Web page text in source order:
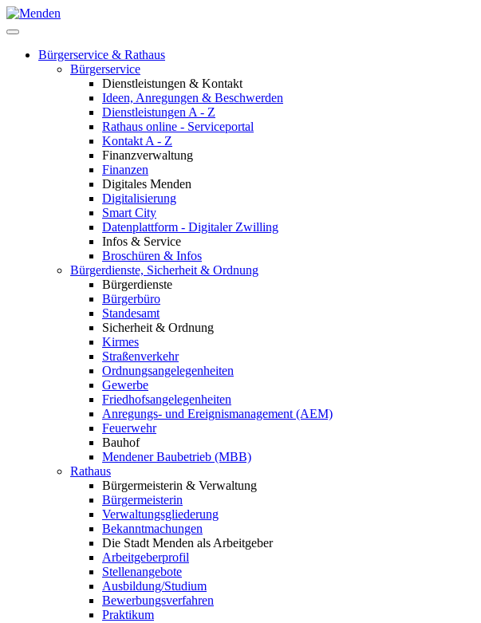
Bürgerservice & Rathaus
Bürgerservice
Dienstleistungen & Kontakt
Ideen, Anregungen & Beschwerden
Dienstleistungen A - Z
Rathaus online - Serviceportal
Kontakt A - Z
Finanzverwaltung
Finanzen
Digitales Menden
Digitalisierung
Smart City
Datenplattform - Digitaler Zwilling
Infos & Service
Broschüren & Infos
Bürgerdienste, Sicherheit & Ordnung
Bürgerdienste
Bürgerbüro
Standesamt
Sicherheit & Ordnung
Kirmes
Straßenverkehr
Ordnungsangelegenheiten
Gewerbe
Friedhofsangelegenheiten
Anregungs- und Ereignismanagement (AEM)
Feuerwehr
Bauhof
Mendener Baubetrieb (MBB)
Rathaus
Bürgermeisterin & Verwaltung
Bürgermeisterin
Verwaltungsgliederung
Bekanntmachungen
Die Stadt Menden als Arbeitgeber
Arbeitgeberprofil
Stellenangebote
Ausbildung/Studium
Bewerbungsverfahren
Praktikum